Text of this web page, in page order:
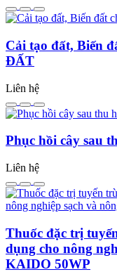
Cải tạo đất, Biến
ĐẤT
Liên hệ
Phục hồi cây sau
Liên hệ
Thuốc đặc trị
dụng cho nông
KAIDO 50WP